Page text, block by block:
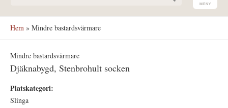
Hem » Mindre bastardsvärmare
Mindre bastardsvärmare
Djäknabygd, Stenbrohult socken
Platskategori:
Slinga